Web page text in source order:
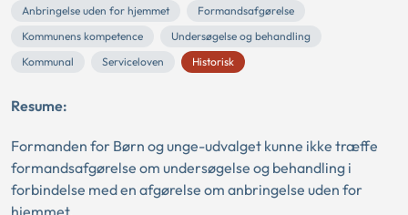
Anbringelse uden for hjemmet
Formandsafgørelse
Kommunens kompetence
Undersøgelse og behandling
Kommunal
Serviceloven Historisk
Resume:
Formanden for Børn og unge-udvalget kunne ikke træffe
formandsafgørelse om undersøgelse og behandling i
forbindelse med en afgørelse om anbringelse uden for
hjemmet.